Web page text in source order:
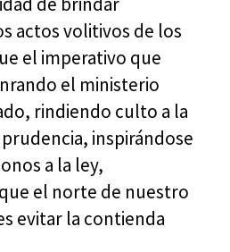
actos volitivos de los
el imperativo que
el ministerio
rindiendo culto a la
inspirándose
a la ley,
el norte de nuestro
evitar la contienda